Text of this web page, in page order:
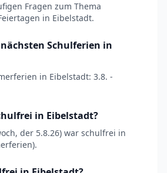
Fragen zum Thema
in Eibelstadt.
Schulferien in
in Eibelstadt: 3.8. -
in Eibelstadt?
der 5.8.26) war schulfrei in